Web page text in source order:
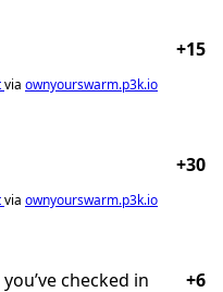
+15
via ownyourswarm.p3k.io
+30
via ownyourswarm.p3k.io
+6
checked in